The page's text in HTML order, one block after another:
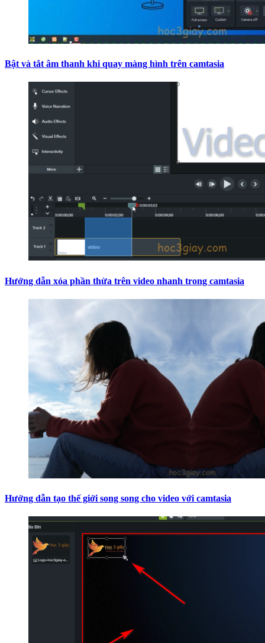
Bật và tắt âm thanh khi quay màng hình trên camtasia
Hướng dẫn xóa phần thừa trên video nhanh trong camtasia
Hướng dẫn tạo thế giới song song cho video với camtasia